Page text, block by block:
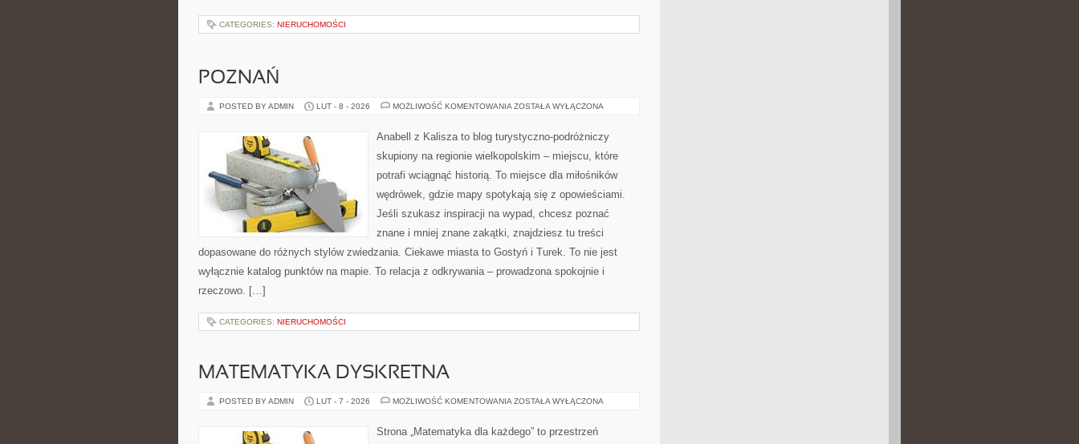
CATEGORIES: NIERUCHOMOŚCI
POZNAŃ
POSTED BY ADMIN LUT - 8 - 2026 MOŻLIWOŚĆ KOMENTOWANIA POZNAŃ
ZOSTAŁA WYŁĄCZONA
Anabell z Kalisza to blog turystyczno-podróżniczy
skupiony na regionie wielkopolskim – miejscu, które
potrafi wciągnąć historią. To miejsce dla miłośników
wędrówek, gdzie mapy spotykają się z opowieściami.
Jeśli szukasz inspiracji na wypad, chcesz poznać
znane i mniej znane zakątki, znajdziesz tu treści
dopasowane do różnych stylów zwiedzania. Ciekawe miasta to Gostyń i Turek. To nie jest
wyłącznie katalog punktów na mapie. To relacja z odkrywania – prowadzona spokojnie i
rzeczowo. […]
CATEGORIES: NIERUCHOMOŚCI
MATEMATYKA DYSKRETNA
POSTED BY ADMIN LUT - 7 - 2026 MOŻLIWOŚĆ KOMENTOWANIA MATEMATYKA
ZOSTAŁA WYŁĄCZONA
Strona „Matematyka dla każdego” to przestrzeń